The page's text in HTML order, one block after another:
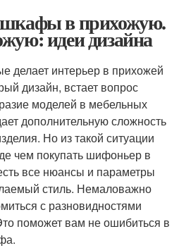
в прихожую.
идеи дизайна
делает интерьер в прихожей
дизайн, встает вопрос
моделей в мебельных
дополнительную сложность
Но из такой ситуации
чем покупать шифоньер в
все нюансы и параметры
стиль. Немаловажно
с разновидностями
поможет вам не ошибиться в